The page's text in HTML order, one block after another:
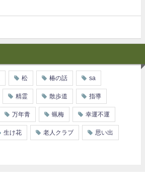
松 椿の話 sa
精霊 散歩道 指導
万年青 蝋梅 幸運不運
生け花 老人クラブ 思い出